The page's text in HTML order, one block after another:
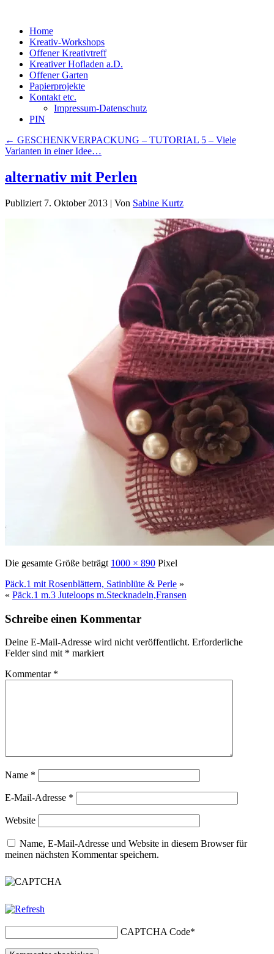
Home
Kreativ-Workshops
Offener Kreativtreff
Kreativer Hofladen a.D.
Offener Garten
Papierprojekte
Kontakt etc.
Impressum-Datenschutz
PIN
← GESCHENKVERPACKUNG – TUTORIAL 5 – Viele
Varianten in einer Idee…
alternativ mit Perlen
Publiziert 7. Oktober 2013 | Von Sabine Kurtz
Die gesamte Größe beträgt 1000 × 890 Pixel
Päck.1 mit Rosenblättern, Satinblüte & Perle »
« Päck.1 m.3 Juteloops m.Stecknadeln,Fransen
Schreibe einen Kommentar
Deine E-Mail-Adresse wird nicht veröffentlicht. Erforderliche
Felder sind mit * markiert
Kommentar *
Name *
E-Mail-Adresse *
Website
Name, E-Mail-Adresse und Website in diesem Browser für
meinen nächsten Kommentar speichern.
CAPTCHA Code*